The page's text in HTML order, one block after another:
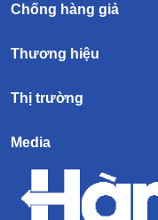
Chống hàng giả
Thương hiệu
Thị trường
Media